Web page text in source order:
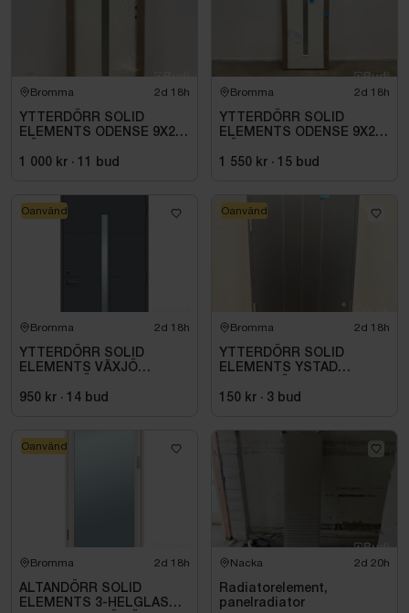
Karm: Furu 92 mm
Produkten är en retur och har skadat emballage.
Bromma 2d 18h
YTTERDÖRR SOLID
ELEMENTS ODENSE 9X21
1 000 kr · 11 bud
Bromma 2d 18h
YTTERDÖRR SOLID
ELEMENTS ODENSE 9X20
1 550 kr · 15 bud
Bromma 2d 18h
YTTERDÖRR SOLID
ELEMENTS VÄXJÖ
950 kr · 14 bud
Oanvänd
Bromma 2d 18h
YTTERDÖRR SOLID
ELEMENTS YSTAD
150 kr · 3 bud
Oanvänd
Bromma 2d 18h
ALTANDÖRR SOLID
ELEMENTS 3-HELGLAS
Oanvänd
Nacka 2d 20h
Radiatorelement,
panelradiator